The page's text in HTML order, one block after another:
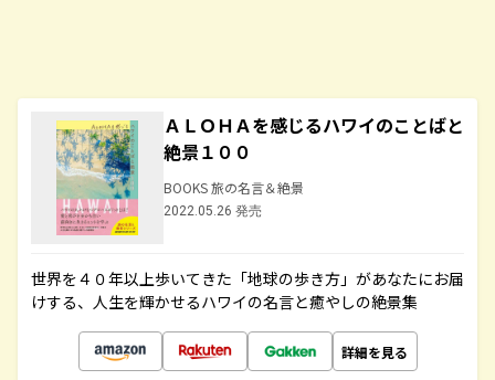
ＡＬＯＨＡを感じるハワイのことばと
絶景１００
BOOKS 旅の名言＆絶景
2022.05.26 発売
世界を４０年以上歩いてきた「地球の歩き方」があなたにお届
けする、人生を輝かせるハワイの名言と癒やしの絶景集
詳細を見る